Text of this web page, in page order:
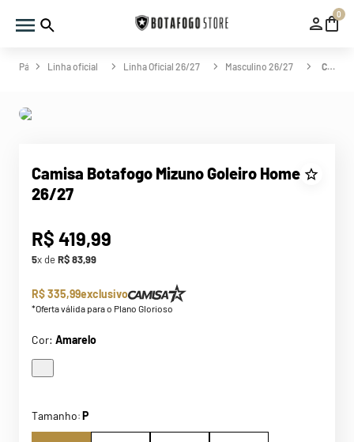
0
Linha oficial Linha Oficial 26/27 Masculino 26/27 Camisa Botafogo Mizuno Goleiro Home 26/27
Camisa Botafogo Mizuno Goleiro Home
26/27
R$ 419,99
5x deR$83,99
R$ 335,99exclusivo
*Oferta válida para o Plano Glorioso
Cor: Amarelo
Tamanho: P